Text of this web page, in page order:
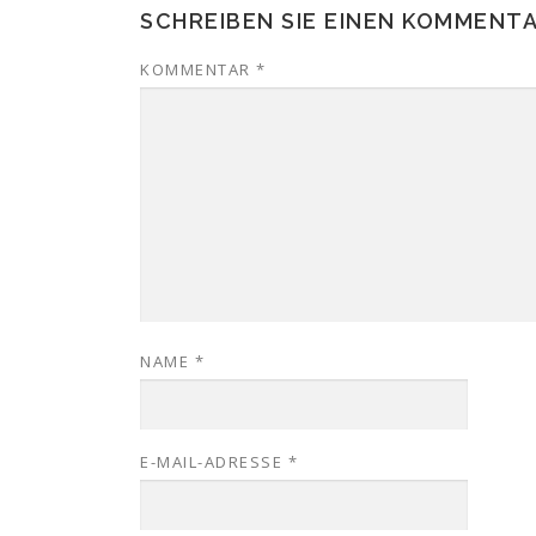
SCHREIBEN SIE EINEN
KOMMENTAR *
NAME *
E-MAIL-ADRESSE *